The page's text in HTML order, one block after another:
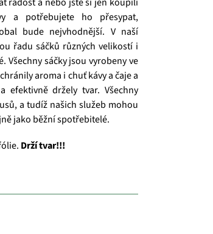
a potřebujete ho přesypat,
bude nejvhodnější. V naší
řadu sáčků různých velikostí i
Všechny sáčky jsou vyrobeny ve
aroma i chuť kávy a čaje a
efektivně držely tvar. Všechny
a tudíž našich služeb mohou
jako běžní spotřebitelé.
Drží tvar!!!